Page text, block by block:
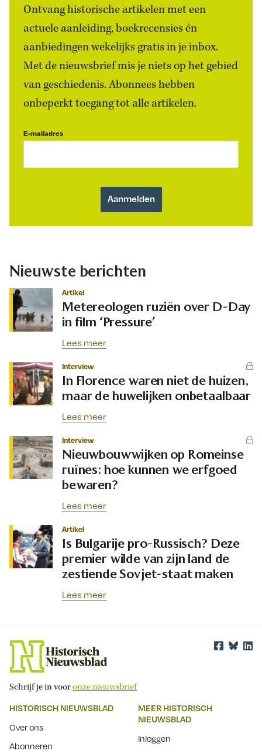
Ontvang historische artikelen met een
actuele aanleiding, boekrecensies én
aanbiedingen wekelijks gratis in je inbox.
Met de nieuwsbrief mis je niets op het gebied
van geschiedenis. Abonnees hebben
onbeperkt toegang tot alle artikelen.
E-mailadres
Nieuwste berichten
Artikel
Metereologen ruziën over D-Day
in film ‘Pressure’
Lees meer
Interview
In Florence waren niet de huizen,
maar de huwelijken onbetaalbaar
Lees meer
Interview
Nieuwbouwwijken op Romeinse
ruïnes: hoe kunnen we erfgoed
bewaren?
Lees meer
Artikel
Is Bulgarije pro-Russisch? Deze
premier wilde van zijn land de
zestiende Sovjet-staat maken
Lees meer
Schrijf je in vooronze nieuwsbrief
HISTORISCH NIEUWSBLAD
Over ons
Abonneren
MEER HISTORISCH
NIEUWSBLAD
Inloggen